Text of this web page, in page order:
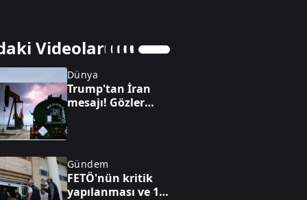
Videolar
Dünya
Trump'tan İran
mesajı! Gözler
Gündem
FETÖ'nün kritik
yapılanması ve 15